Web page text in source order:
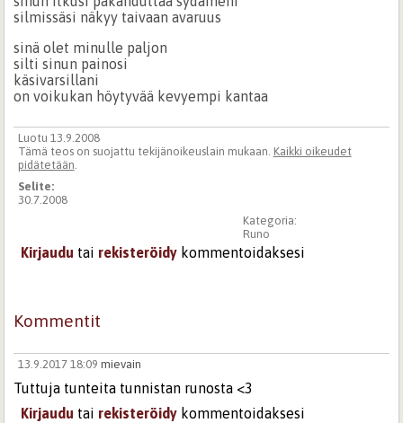
silmissäsi näkyy taivaan avaruus
sinä olet minulle paljon
silti sinun painosi
käsivarsillani
on voikukan höytyvää kevyempi kantaa
Luotu 13.9.2008
Tämä teos on suojattu tekijänoikeuslain mukaan. Kaikki oikeudet
pidätetään.
Selite:
30.7.2008
Kategoria:
Runo
Kirjaudu tai rekisteröidy kommentoidaksesi
Kommentit
13.9.2017 18:09 mievain
Tuttuja tunteita tunnistan runosta <3
Kirjaudu tai rekisteröidy kommentoidaksesi